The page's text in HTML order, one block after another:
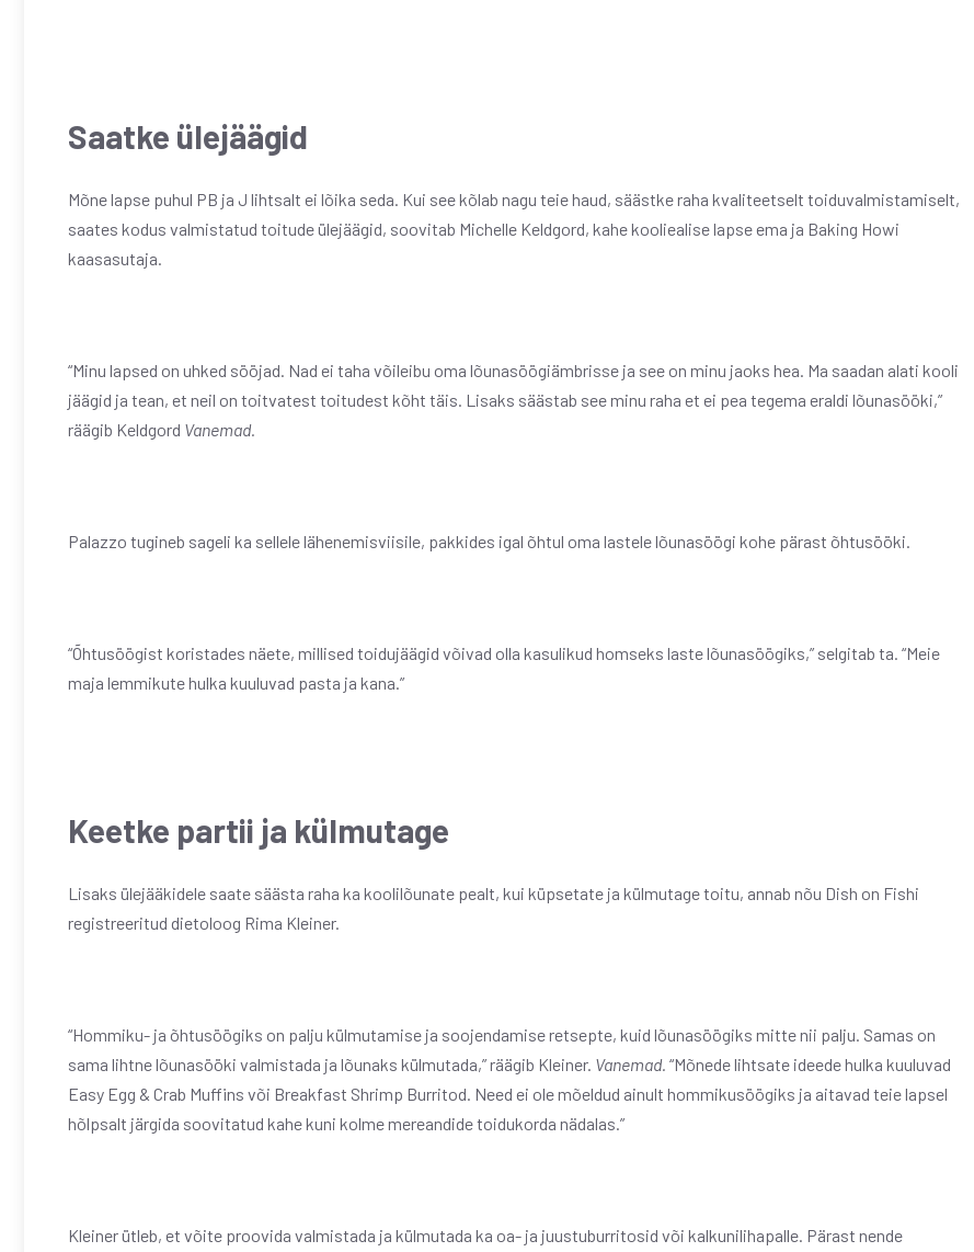
Saatke ülejäägid
Mõne lapse puhul PB ja J lihtsalt ei lõika seda. Kui see kõlab nagu teie haud, säästke raha kvaliteetselt toiduvalmistamiselt,
saates kodus valmistatud toitude ülejäägid, soovitab Michelle Keldgord, kahe kooliealise lapse ema ja Baking Howi
kaasasutaja.
“Minu lapsed on uhked sööjad. Nad ei taha võileibu oma lõunasöögiämbrisse ja see on minu jaoks hea. Ma saadan alati kooli
jäägid ja tean, et neil on toitvatest toitudest kõht täis. Lisaks säästab see minu raha et ei pea tegema eraldi lõunasööki,”
räägib Keldgord Vanemad.
Palazzo tugineb sageli ka sellele lähenemisviisile, pakkides igal õhtul oma lastele lõunasöögi kohe pärast õhtusööki.
“Õhtusöögist koristades näete, millised toidujäägid võivad olla kasulikud homseks laste lõunasöögiks,” selgitab ta. “Meie
maja lemmikute hulka kuuluvad pasta ja kana.”
Keetke partii ja külmutage
Lisaks ülejääkidele saate säästa raha ka koolilõunate pealt, kui küpsetate ja külmutage toitu, annab nõu Dish on Fishi
registreeritud dietoloog Rima Kleiner.
“Hommiku- ja õhtusöögiks on palju külmutamise ja soojendamise retsepte, kuid lõunasöögiks mitte nii palju. Samas on
sama lihtne lõunasööki valmistada ja lõunaks külmutada,” räägib Kleiner. Vanemad. “Mõnede lihtsate ideede hulka kuuluvad
Easy Egg & Crab Muffins või Breakfast Shrimp Burritod. Need ei ole mõeldud ainult hommikusöögiks ja aitavad teie lapsel
hõlpsalt järgida soovitatud kahe kuni kolme mereandide toidukorda nädalas.”
Kleiner ütleb, et võite proovida valmistada ja külmutada ka oa- ja juustuburritosid või kalkunilihapalle. Pärast nende